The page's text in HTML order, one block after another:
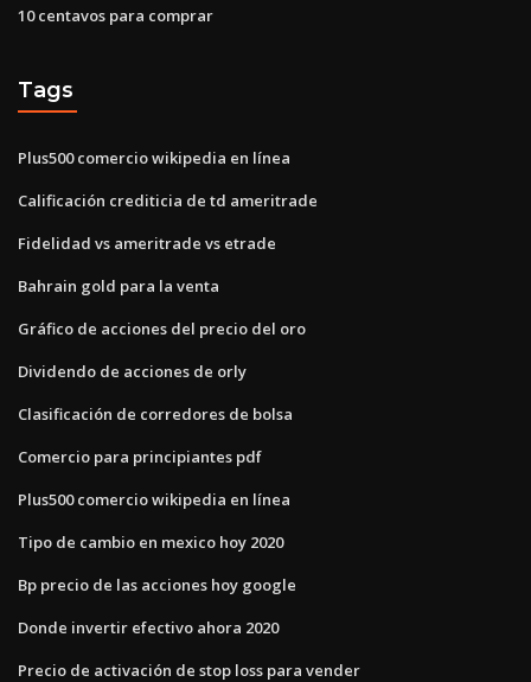
10 centavos para comprar
Tags
Plus500 comercio wikipedia en línea
Calificación crediticia de td ameritrade
Fidelidad vs ameritrade vs etrade
Bahrain gold para la venta
Gráfico de acciones del precio del oro
Dividendo de acciones de orly
Clasificación de corredores de bolsa
Comercio para principiantes pdf
Plus500 comercio wikipedia en línea
Tipo de cambio en mexico hoy 2020
Bp precio de las acciones hoy google
Donde invertir efectivo ahora 2020
Precio de activación de stop loss para vender